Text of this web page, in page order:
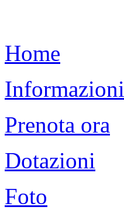
Home
Informazioni
Prenota ora
Dotazioni
Foto